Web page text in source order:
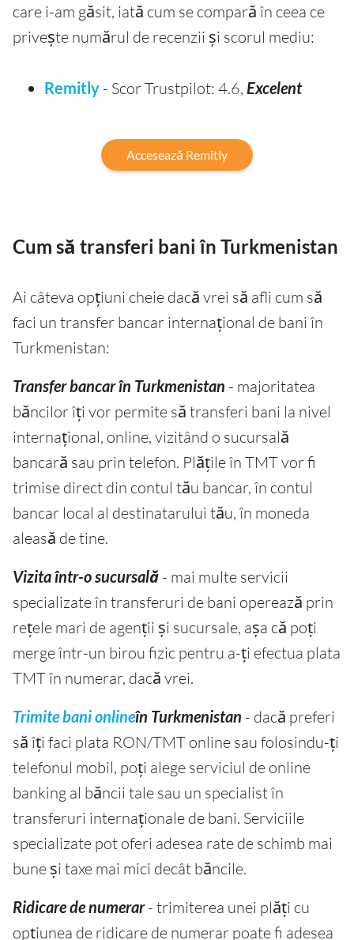
care i-am găsit, iată cum se compară în ceea ce
privește numărul de recenzii și scorul mediu:
Remitly - Scor Trustpilot: 4.6, Excelent
Accesează Remitly
Cum să transferi bani în Turkmenistan
Ai câteva opțiuni cheie dacă vrei să afli cum să
faci un transfer bancar internațional de bani în
Turkmenistan:
Transfer bancar în Turkmenistan - majoritatea
băncilor îți vor permite să transferi bani la nivel
internațional, online, vizitând o sucursală
bancară sau prin telefon. Plățile în TMT vor fi
trimise direct din contul tău bancar, în contul
bancar local al destinatarului tău, în moneda
aleasă de tine.
Vizita într-o sucursală - mai multe servicii
specializate în transferuri de bani operează prin
rețele mari de agenții și sucursale, așa că poți
merge într-un birou fizic pentru a-ți efectua plata
TMT în numerar, dacă vrei.
Trimite bani onlineîn Turkmenistan - dacă preferi
să îți faci plata RON/TMT online sau folosindu-ți
telefonul mobil, poți alege serviciul de online
banking al băncii tale sau un specialist în
transferuri internaționale de bani. Serviciile
specializate pot oferi adesea rate de schimb mai
bune și taxe mai mici decât băncile.
Ridicare de numerar- trimiterea unei plăți cu
opțiunea de ridicare de numerar poate fi adesea